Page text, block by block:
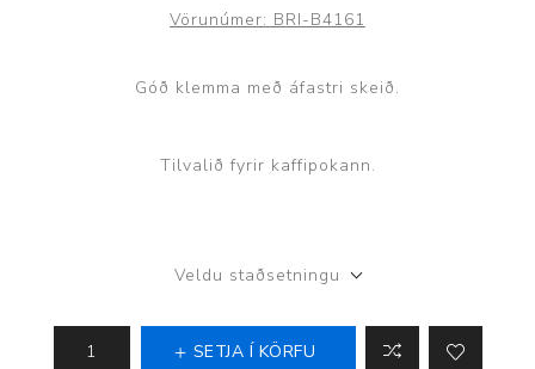
Vörunúmer: BRI-B4161
Góð klemma með áfastri skeið.
Tilvalið fyrir kaffipokann.
Veldu staðsetningu
SETJA Í KÖRFU